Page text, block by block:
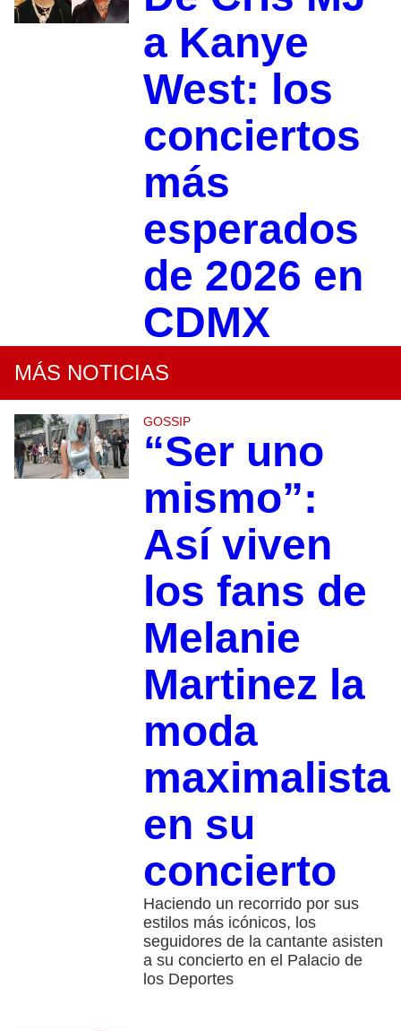
a Kanye
West: los
conciertos
más
esperados
de 2026 en
CDMX
MÁS NOTICIAS
GOSSIP
“Ser uno
mismo”:
Así viven
los fans de
Melanie
Martinez la
moda
maximalista
en su
concierto
Haciendo un recorrido por sus
estilos más icónicos, los
seguidores de la cantante asisten
a su concierto en el Palacio de
los Deportes